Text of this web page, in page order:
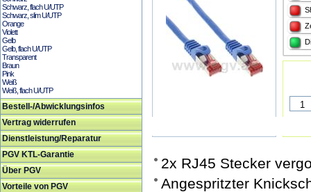
Schwarz, flach U/UTP
Schwarz, slim U/UTP
Orange
Violett
Gelb
Gelb, flach U/UTP
Transparent
Braun
Pink
Weiß
Weiß, flach U/UTP
Bestell-/Abwicklungsinfos
Vertrag widerrufen
Dienstleistung/Reparatur
PGV KTL-Garantie
Über PGV
Vorteile von PGV
2x RJ45 Stecker
Angespritzter